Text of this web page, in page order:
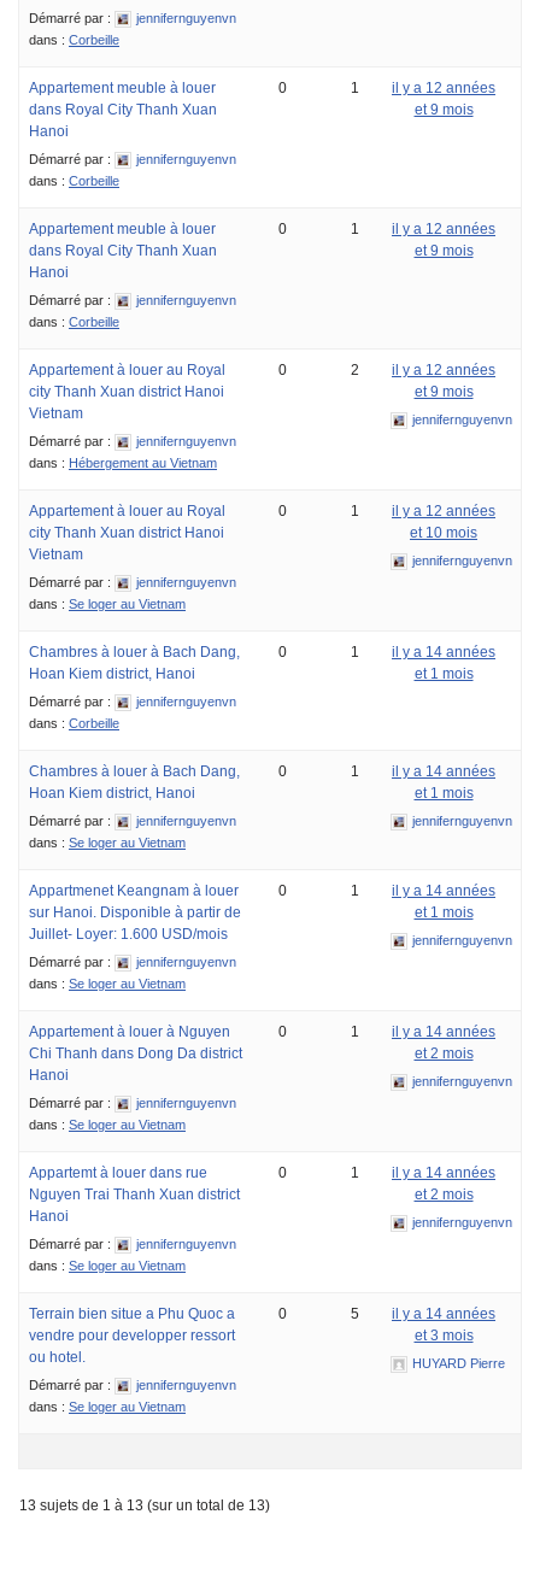
Démarré par :
jennifernguyenvn
dans : Corbeille
Appartement meuble à louer
dans Royal City Thanh Xuan
Hanoi
Démarré par :
jennifernguyenvn
dans : Corbeille
0 1
il y a 12 années
et 9 mois
Appartement meuble à louer
dans Royal City Thanh Xuan
Hanoi
Démarré par :
jennifernguyenvn
dans : Corbeille
0 1
il y a 12 années
et 9 mois
Appartement à louer au Royal
city Thanh Xuan district Hanoi
Vietnam
Démarré par :
jennifernguyenvn
dans : Hébergement au Vietnam
0 2
il y a 12 années
et 9 mois
jennifernguyenvn
Appartement à louer au Royal
city Thanh Xuan district Hanoi
Vietnam
Démarré par :
jennifernguyenvn
dans : Se loger au Vietnam
0 1
il y a 12 années
et 10 mois
jennifernguyenvn
Chambres à louer à Bach Dang,
Hoan Kiem district, Hanoi
Démarré par :
jennifernguyenvn
dans : Corbeille
0 1
il y a 14 années
et 1 mois
Chambres à louer à Bach Dang,
Hoan Kiem district, Hanoi
Démarré par :
jennifernguyenvn
dans : Se loger au Vietnam
0 1
il y a 14 années
et 1 mois
jennifernguyenvn
Appartmenet Keangnam à louer
sur Hanoi. Disponible à partir de
Juillet- Loyer: 1.600 USD/mois
Démarré par :
jennifernguyenvn
dans : Se loger au Vietnam
0 1
il y a 14 années
et 1 mois
jennifernguyenvn
Appartement à louer à Nguyen
Chi Thanh dans Dong Da district
Hanoi
Démarré par :
jennifernguyenvn
dans : Se loger au Vietnam
0 1
il y a 14 années
et 2 mois
jennifernguyenvn
Appartemt à louer dans rue
Nguyen Trai Thanh Xuan district
Hanoi
Démarré par :
jennifernguyenvn
dans : Se loger au Vietnam
0 1
il y a 14 années
et 2 mois
jennifernguyenvn
Terrain bien situe a Phu Quoc a
vendre pour developper ressort
ou hotel.
Démarré par :
jennifernguyenvn
dans : Se loger au Vietnam
0 5
il y a 14 années
et 3 mois
HUYARD Pierre
13 sujets de 1 à 13 (sur un total de 13)